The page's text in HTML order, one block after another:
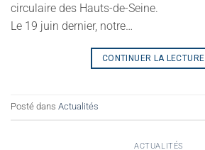
circulaire des Hauts-de-Seine.
Le 19 juin dernier, notre…
CONTINUER LA LECTURE
Posté dans Actualités
ACTUALITÉS